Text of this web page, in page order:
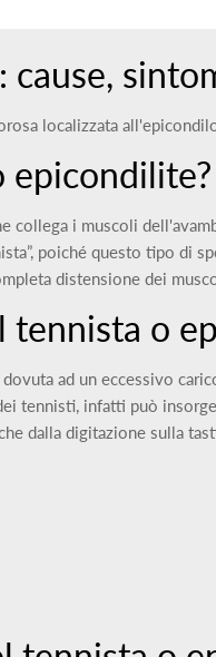
localizzata
epicondilite?
collega i muscoli
poiché questo tipo di
distensione dei
tennista o
dovuta ad un eccessivo
tennisti, infatti può
dalla digitazione sulla